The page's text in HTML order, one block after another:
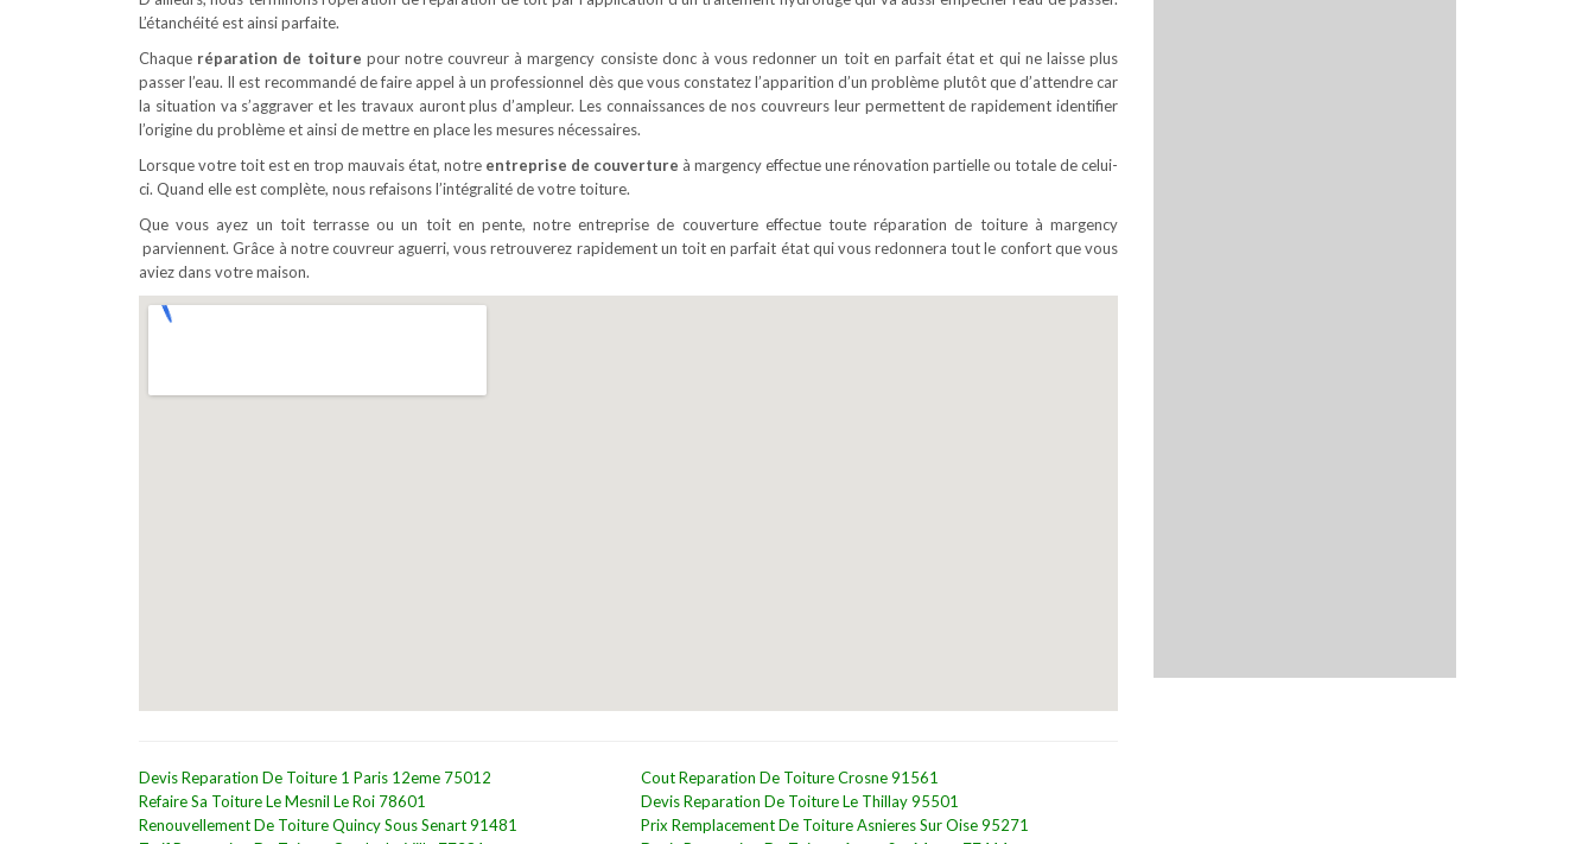
L’étanchéité est ainsi parfaite.
Chaque réparation de toiture pour notre couvreur à margency consiste donc à vous redonner un toit en parfait état et qui ne laisse plus
passer l’eau. Il est recommandé de faire appel à un professionnel dès que vous constatez l’apparition d’un problème plutôt que d’attendre car
la situation va s’aggraver et les travaux auront plus d’ampleur. Les connaissances de nos couvreurs leur permettent de rapidement identifier
l’origine du problème et ainsi de mettre en place les mesures nécessaires.
Lorsque votre toit est en trop mauvais état, notre entreprise de couverture à margency effectue une rénovation partielle ou totale de celui-
ci. Quand elle est complète, nous refaisons l’intégralité de votre toiture.
Que vous ayez un toit terrasse ou un toit en pente, notre entreprise de couverture effectue toute réparation de toiture à margency
parviennent. Grâce à notre couvreur aguerri, vous retrouverez rapidement un toit en parfait état qui vous redonnera tout le confort que vous
aviez dans votre maison.
Devis Reparation De Toiture 1 Paris 12eme 75012
Refaire Sa Toiture Le Mesnil Le Roi 78601
Renouvellement De Toiture Quincy Sous Senart 91481
Cout Reparation De Toiture Crosne 91561
Devis Reparation De Toiture Le Thillay 95501
Prix Remplacement De Toiture Asnieres Sur Oise 95271